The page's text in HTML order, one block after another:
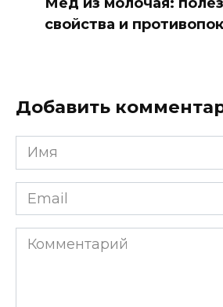
свойства и
Добавить
Имя
*
Email
*
Комментарий